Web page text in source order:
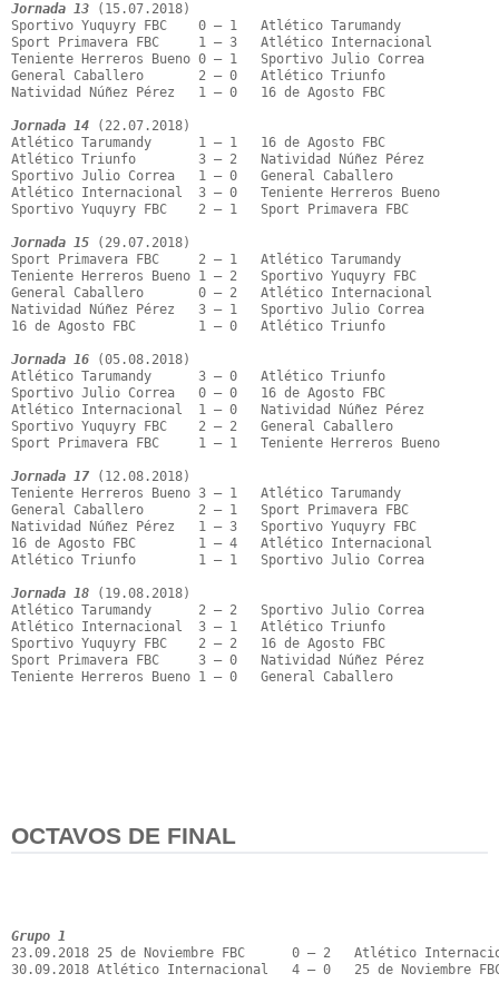
Jornada 13 (15.07.2018)
Sportivo Yuquyry FBC    0 – 1   Atlético Tarumandy
Sport Primavera FBC     1 – 3   Atlético Internacional
Teniente Herreros Bueno 0 – 1   Sportivo Julio Correa
General Caballero       2 – 0   Atlético Triunfo
Natividad Núñez Pérez   1 – 0   16 de Agosto FBC
Jornada 14 (22.07.2018)
Atlético Tarumandy      1 – 1   16 de Agosto FBC
Atlético Triunfo        3 – 2   Natividad Núñez Pérez
Sportivo Julio Correa   1 – 0   General Caballero
Atlético Internacional  3 – 0   Teniente Herreros Bueno
Sportivo Yuquyry FBC    2 – 1   Sport Primavera FBC
Jornada 15 (29.07.2018)
Sport Primavera FBC     2 – 1   Atlético Tarumandy
Teniente Herreros Bueno 1 – 2   Sportivo Yuquyry FBC
General Caballero       0 – 2   Atlético Internacional
Natividad Núñez Pérez   3 – 1   Sportivo Julio Correa
16 de Agosto FBC        1 – 0   Atlético Triunfo
Jornada 16 (05.08.2018)
Atlético Tarumandy      3 – 0   Atlético Triunfo
Sportivo Julio Correa   0 – 0   16 de Agosto FBC
Atlético Internacional  1 – 0   Natividad Núñez Pérez
Sportivo Yuquyry FBC    2 – 2   General Caballero
Sport Primavera FBC     1 – 1   Teniente Herreros Bueno
Jornada 17 (12.08.2018)
Teniente Herreros Bueno 3 – 1   Atlético Tarumandy
General Caballero       2 – 1   Sport Primavera FBC
Natividad Núñez Pérez   1 – 3   Sportivo Yuquyry FBC
16 de Agosto FBC        1 – 4   Atlético Internacional
Atlético Triunfo        1 – 1   Sportivo Julio Correa
Jornada 18 (19.08.2018)
Atlético Tarumandy      2 – 2   Sportivo Julio Correa
Atlético Internacional  3 – 1   Atlético Triunfo
Sportivo Yuquyry FBC    2 – 2   16 de Agosto FBC
Sport Primavera FBC     3 – 0   Natividad Núñez Pérez
Teniente Herreros Bueno 1 – 0   General Caballero
OCTAVOS DE FINAL
Grupo 1
23.09.2018 25 de Noviembre FBC      0 – 2   Atlético
30.09.2018 Atlético Internacional   4 – 0   25 de Noviembre